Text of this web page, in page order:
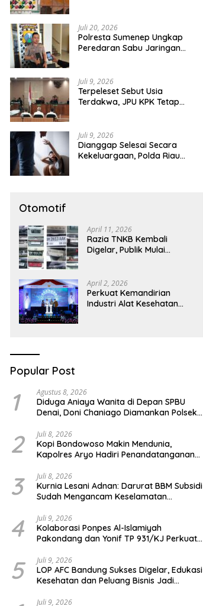
Juli 20, 2026
Polresta Sumenep Ungkap
Peredaran Sabu Jaringan
Juli 9, 2026
Terpeleset Sebut Usia
Terdakwa, JPU KPK Tetap
Juli 9, 2026
Dianggap Selesai Secara
Kekeluargaan, Polda Riau
Otomotif
April 11, 2026
Razia TNKB Kembali
Digelar, Publik Mulai
Pemberitaan
April 2, 2026
Perkuat Kemandirian
Industri Alat Kesehatan
Popular Post
1 Agustus 8, 2026
Diduga Aniaya Wanita di Depan SPBU
Denai, Doni Chaniago Diamankan Polsek
2 Juli 8, 2026
Kopi Bondowoso Makin Mendunia,
Kapolres Aryo Hadiri Penandatanganan
3 Juli 8, 2026
Kurnia Lesani Adnan: Darurat BBM Subsidi
Sudah Mengancam Keselamatan
4 Juli 9, 2026
Kolaborasi Ponpes Al-Islamiyah
Pakondang dan Yonif TP 931/KJ Perkuat
ke-51
5 Juli 9, 2026
LOP AFC Bandung Sukses Digelar, Edukasi
Kesehatan dan Peluang Bisnis Jadi
Juli 9, 2026